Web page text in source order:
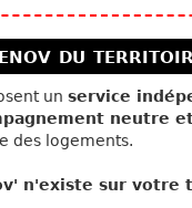
du
un service
neutre
des logements.
n'existe sur